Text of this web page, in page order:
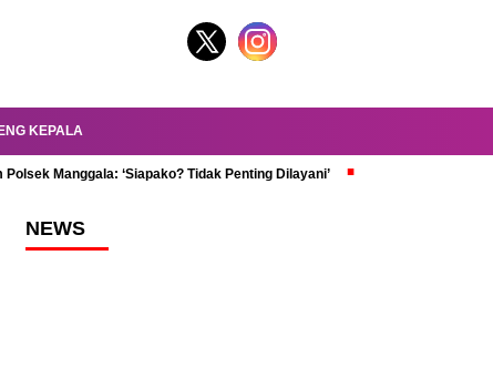
KEPALA
Manggala: ‘Siapako? Tidak Penting Dilayani’
NEWS